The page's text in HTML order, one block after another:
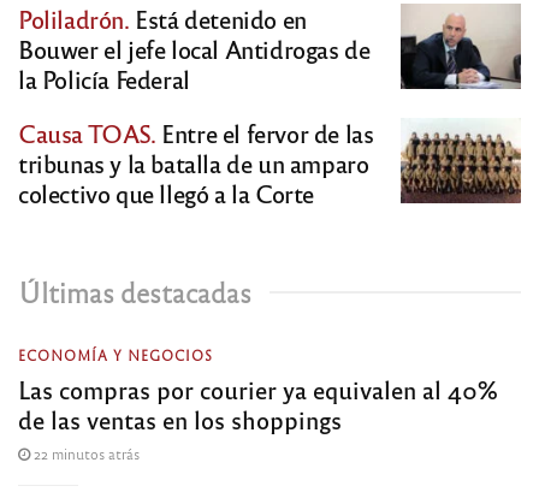
Poliladrón. Está detenido en
Bouwer el jefe local Antidrogas de
la Policía Federal
Causa TOAS. Entre el fervor de las
tribunas y la batalla de un amparo
colectivo que llegó a la Corte
Últimas destacadas
ECONOMÍA Y NEGOCIOS
Las compras por courier ya equivalen al 40%
de las ventas en los shoppings
22 minutos atrás